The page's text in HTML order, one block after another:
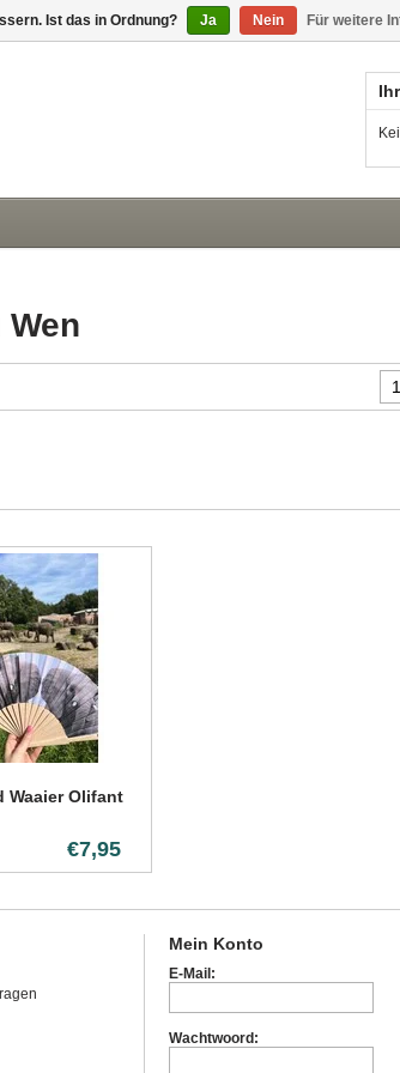
Waaier Olifant
€7,95
Mein Konto
E-Mail:
Wachtwoord:
Ist das in Ordnung? Ja Nein Für weitere